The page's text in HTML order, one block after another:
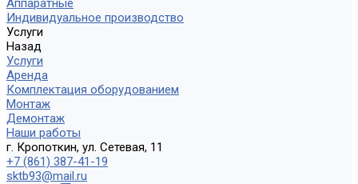
Аппаратные
Индивидуальное производство
Услуги
Назад
Услуги
Аренда
Комплектация оборудованием
Монтаж
Демонтаж
Наши работы
г. Кропоткин, ул. Сетевая, 11
+7 (861) 387-41-19
sktb93@mail.ru